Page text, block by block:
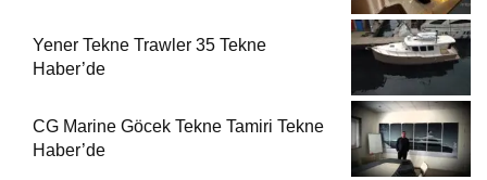
Yener Tekne Trawler 35 Tekne
Haber’de
CG Marine Göcek Tekne Tamiri Tekne
Haber’de